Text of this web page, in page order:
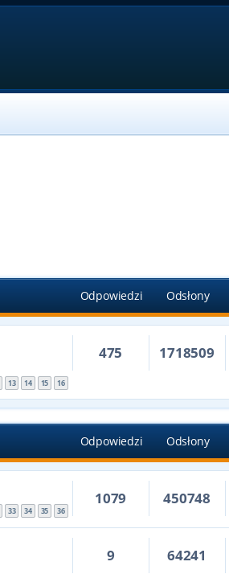
Odpowiedzi Odsłony
13 14 15 16
475 1718509
Odpowiedzi Odsłony
33 34 35 36
1079 450748
9 64241